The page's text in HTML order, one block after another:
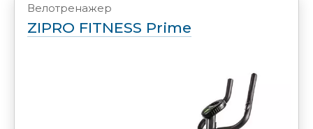
Велотренажер
ZIPRO FITNESS Prime